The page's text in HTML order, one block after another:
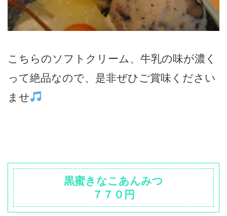
こちらのソフトクリーム、牛乳の味が濃く
って絶品なので、是非ぜひご賞味ください
ませ
黒蜜きなこあんみつ
７７０円